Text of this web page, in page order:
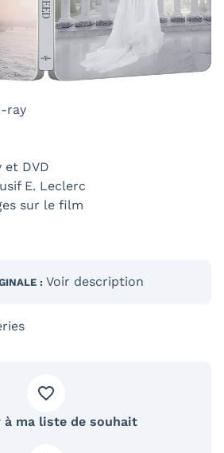
ray
DVD
E. Leclerc
sur le film
: Voir description
à ma liste de souhait